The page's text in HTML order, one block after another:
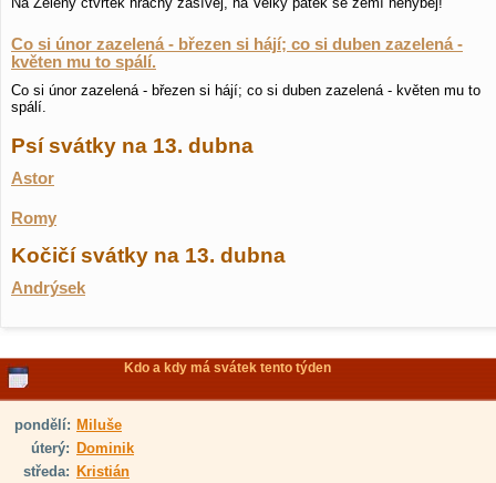
Co si únor zazelená - březen si hájí; co si duben zazelená -
květen mu to spálí.
Co si únor zazelená - březen si hájí; co si duben zazelená - květen mu to
spálí.
Psí svátky na 13. dubna
Astor
Romy
Kočičí svátky na 13. dubna
Andrýsek
Kdo a kdy má svátek tento týden
pondělí: Miluše
úterý: Dominik
středa: Kristián